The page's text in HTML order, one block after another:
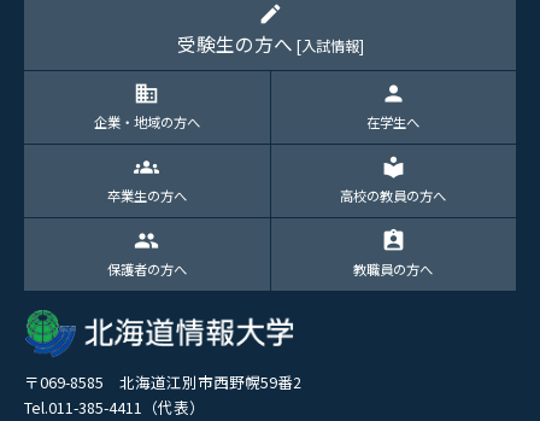
edit
受験生の方へ [入試情報]
domain
企業・地域の方へ
person
在学生へ
groups
卒業生の方へ
local_library
高校の教員の方へ
group
保護者の方へ
assignment_ind
教職員の方へ
〒069-8585 北海道江別市西野幌59番2
Tel.011-385-4411（代表）